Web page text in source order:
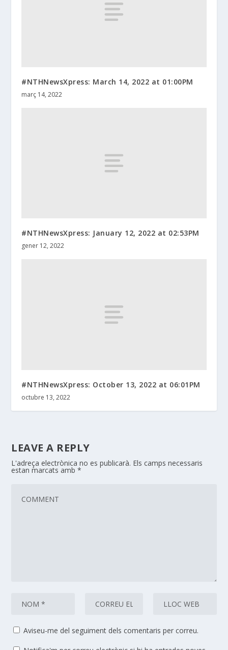
#NTHNewsXpress: March 14, 2022 at 01:00PM
març 14, 2022
#NTHNewsXpress: January 12, 2022 at 02:53PM
gener 12, 2022
#NTHNewsXpress: October 13, 2022 at 06:01PM
octubre 13, 2022
LEAVE A REPLY
L'adreça electrònica no es publicarà. Els camps necessaris
estan marcats amb*
Aviseu-me del seguiment dels comentaris per correu.